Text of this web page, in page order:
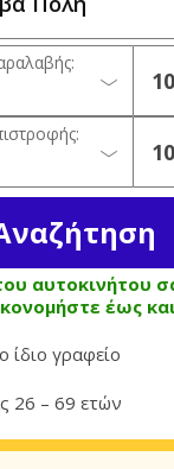
αυτοκινήτου
έως
ίδιο γραφείο
26 – 69 ετών